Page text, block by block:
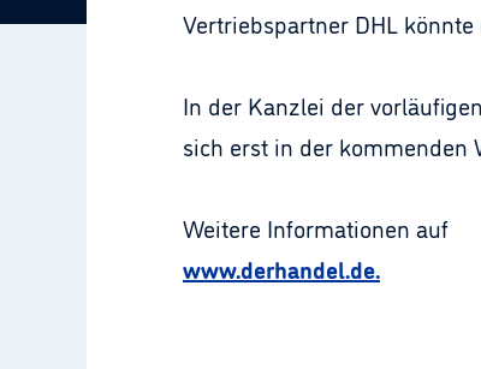
Vertriebspartner DHL
In der Kanzlei der
sich erst in der kommenden
Weitere Informationen auf
www.derhandel.de.